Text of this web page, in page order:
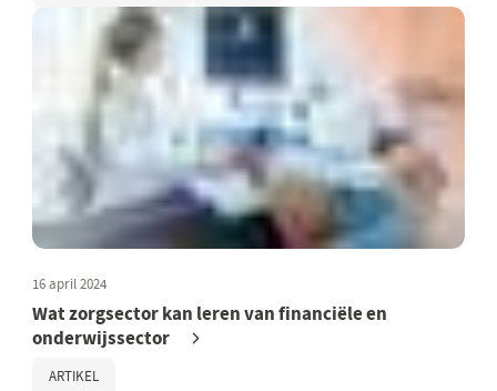
16 april 2024
Wat zorgsector kan leren van financiële en
onderwijssector
ARTIKEL